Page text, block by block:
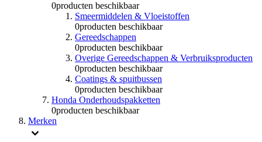
0producten beschikbaar
Smeermiddelen & Vloeistoffen
0producten beschikbaar
Gereedschappen
0producten beschikbaar
Overige Gereedschappen & Verbruiksproducten
0producten beschikbaar
Coatings & spuitbussen
0producten beschikbaar
Honda Onderhoudspakketten
0producten beschikbaar
Merken